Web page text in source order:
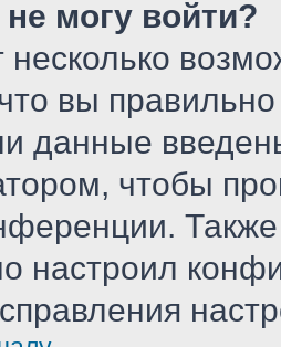
могу войти?
несколько
вы
данные
чтобы
настроил